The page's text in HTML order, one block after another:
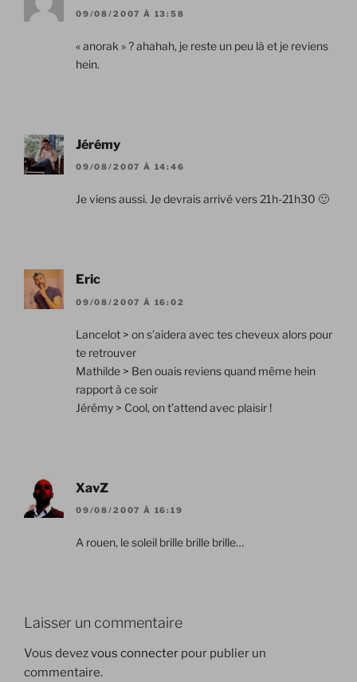
09/08/2007 À 13:58
« anorak » ? ahahah, je reste un peu là et je reviens
hein.
Jérémy
09/08/2007 À 14:46
Je viens aussi. Je devrais arrivé vers 21h-21h30 🙂
Eric
09/08/2007 À 16:02
Lancelot > on s’aidera avec tes cheveux alors pour
te retrouver
Mathilde > Ben ouais reviens quand même hein
rapport à ce soir
Jérémy > Cool, on t’attend avec plaisir !
XavZ
09/08/2007 À 16:19
A rouen, le soleil brille brille brille…
Laisser un commentaire
Vous devezvous connecter pour publier un
commentaire.